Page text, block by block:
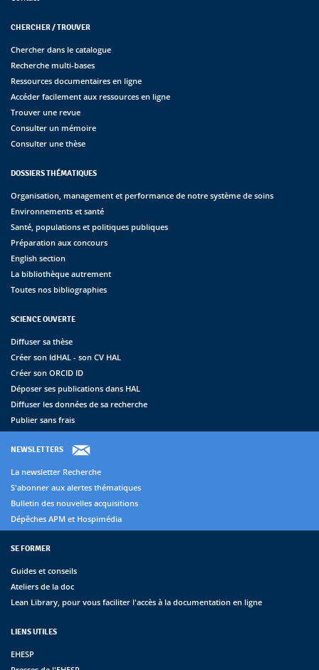
CHERCHER / TROUVER
Chercher dans le catalogue
Recherche multi-bases
Ressources documentaires en ligne
Accéder facilement aux ressources en ligne
Trouver une revue
Consulter un mémoire
Consulter une thèse
DOSSIERS THÉMATIQUES
Organisation, management et performance de notre système de soins
Environnements et santé
Santé, populations et politiques publiques
Préparation aux concours
English section
La bibliothèque autrement
Toutes nos bibliographies
SCIENCE OUVERTE
Diffuser sa thèse
Créer son IdHAL - son CV HAL
Créer son ORCID ID
Déposer ses publications dans HAL
Diffuser les données de sa recherche
Publier sans frais
NEWSLETTERS
La newsletter Recherche
S'abonner aux alertes thématiques
Bulletin des nouvelles acquisitions
Dépêches APM et Hospimédia
SE FORMER
Guides et conseils
Ateliers de la doc
Lean Library, pour vous faciliter l'accès à la documentation en ligne
LIENS UTILES
EHESP